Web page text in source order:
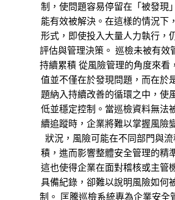
制，使問題容易停留在「被發現
能有效被解決。在這樣的情況下
形式，即使投入大量人力執行，
評估與管理決策。 巡檢未被有效
持續累積 從風險管理的角度來看
值並不僅在於發現問題，而在於
題納入持續改善的循環之中，使
低並穩定控制。當巡檢資料無法
續追蹤時，企業將難以掌握風險
狀況，風險可能在不同部門與
積，進而影響整體安全管理的精
這也使得企業在面對稽核或主管
具備紀錄，卻難以說明風險如何
制。 匡騰巡檢系統專為企業安全